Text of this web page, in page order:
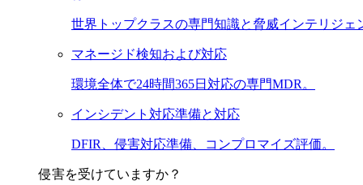
世界トップクラスの専門知識と脅威インテリジェ
マネージド検知および対応
環境全体で24時間365日対応の専門MDR。
インシデント対応準備と対応
DFIR、侵害対応準備、コンプロマイズ評価。
侵害を受けていますか？